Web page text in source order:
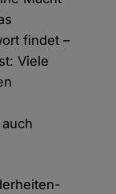
findet –
Viele